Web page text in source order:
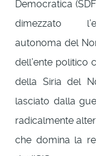
Democratica
dimezzato
autonoma del
dell’ente politico
della Siria del
lasciato dalla
radicalmente
che domina la